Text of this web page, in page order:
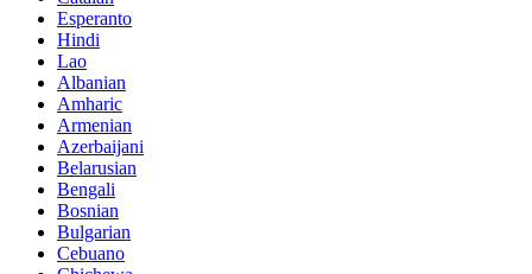
Esperanto
Hindi
Lao
Albanian
Amharic
Armenian
Azerbaijani
Belarusian
Bengali
Bosnian
Bulgarian
Cebuano